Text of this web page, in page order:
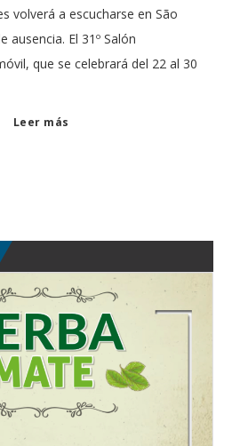
volverá a escucharse en São
ausencia. El 31º Salón
que se celebrará del 22 al 30
Leer más